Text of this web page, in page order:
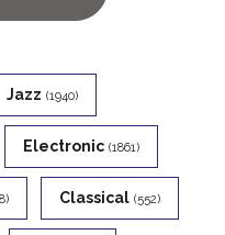
Jazz (1940)
Electronic (1861)
Classical (552)